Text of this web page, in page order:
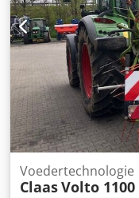
Voedertechnologie
ClaasVolto 1100